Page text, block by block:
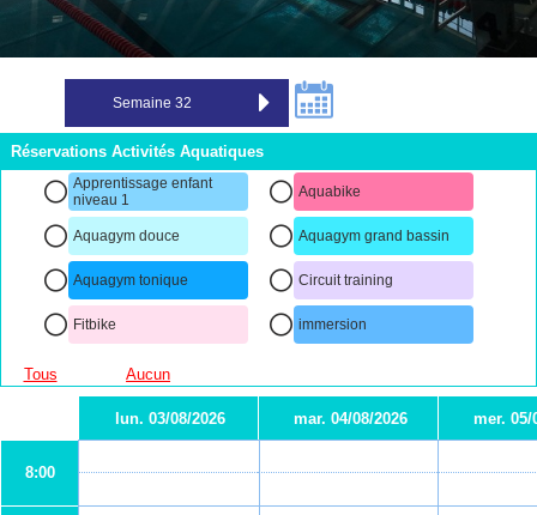
Réservations Activités Aquatiques
Apprentissage enfant
niveau 1
Aquabike
Aquagym douce Aquagym grand bassin
Aquagym tonique Circuit training
Fitbike immersion
Tous Aucun
lun. 03/08/2026 mar. 04/08/2026 mer. 05/
8:00